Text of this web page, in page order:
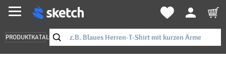
PRODUKTKATALOG